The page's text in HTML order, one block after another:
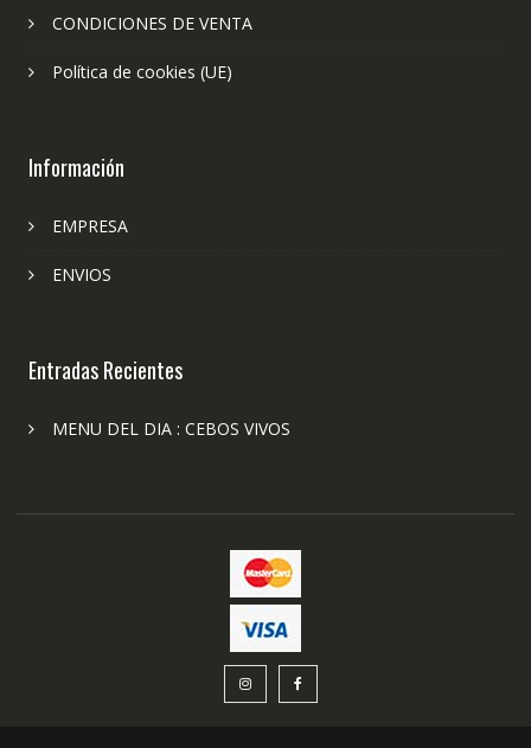
CONDICIONES DE VENTA
Política de cookies (UE)
Información
EMPRESA
ENVIOS
Entradas Recientes
MENU DEL DIA : CEBOS VIVOS